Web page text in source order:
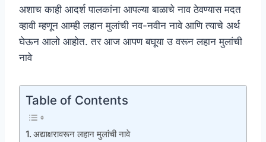
अशाच काही आदर्श पालकांना आपल्या बाळाचे नाव ठेवण्यास मदत
व्हावी म्हणून आम्ही लहान मुलांची नव-नवीन नावे आणि त्याचे अर्थ
घेऊन आलो आहोत. तर आज आपण बघूया उ वरून लहान मुलांची
नावे
Table of Contents
अद्याक्षरावरून लहान मुलांची नावे